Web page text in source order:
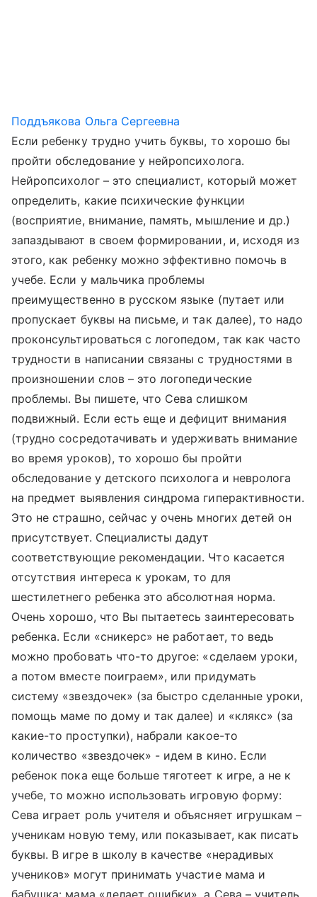
Поддъякова Ольга Сергеевна
Если ребенку трудно учить буквы, то хорошо бы
пройти обследование у нейропсихолога.
Нейропсихолог – это специалист, который может
определить, какие психические функции
(восприятие, внимание, память, мышление и др.)
запаздывают в своем формировании, и, исходя из
этого, как ребенку можно эффективно помочь в
учебе. Если у мальчика проблемы
преимущественно в русском языке (путает или
пропускает буквы на письме, и так далее), то надо
проконсультироваться с логопедом, так как часто
трудности в написании связаны с трудностями в
произношении слов – это логопедические
проблемы. Вы пишете, что Сева слишком
подвижный. Если есть еще и дефицит внимания
(трудно сосредотачивать и удерживать внимание
во время уроков), то хорошо бы пройти
обследование у детского психолога и невролога
на предмет выявления синдрома гиперактивности.
Это не страшно, сейчас у очень многих детей он
присутствует. Специалисты дадут
соответствующие рекомендации. Что касается
отсутствия интереса к урокам, то для
шестилетнего ребенка это абсолютная норма.
Очень хорошо, что Вы пытаетесь заинтересовать
ребенка. Если «сникерс» не работает, то ведь
можно пробовать что-то другое: «сделаем уроки,
а потом вместе поиграем», или придумать
систему «звездочек» (за быстро сделанные уроки,
помощь маме по дому и так далее) и «клякс» (за
какие-то проступки), набрали какое-то
количество «звездочек» - идем в кино. Если
ребенок пока еще больше тяготеет к игре, а не к
учебе, то можно использовать игровую форму:
Сева играет роль учителя и объясняет игрушкам –
ученикам новую тему, или показывает, как писать
буквы. В игре в школу в качестве «нерадивых
учеников» могут принимать участие мама и
бабушка: мама «делает ошибки», а Сева – учитель,